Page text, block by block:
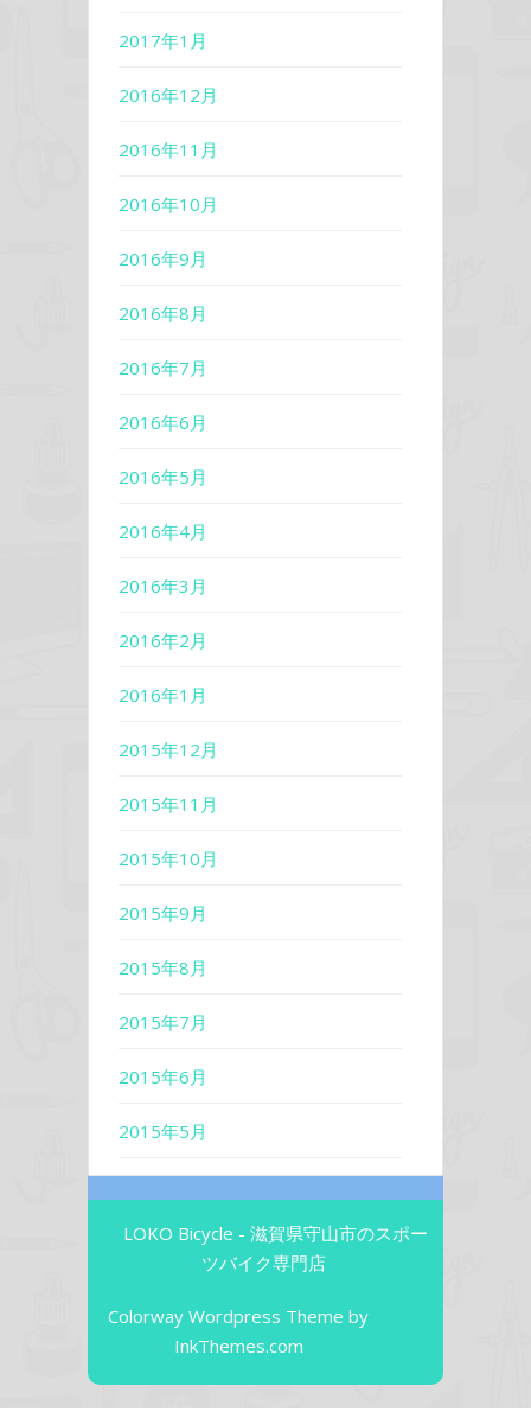
2017年1月
2016年12月
2016年11月
2016年10月
2016年9月
2016年8月
2016年7月
2016年6月
2016年5月
2016年4月
2016年3月
2016年2月
2016年1月
2015年12月
2015年11月
2015年10月
2015年9月
2015年8月
2015年7月
2015年6月
2015年5月
LOKO Bicycle - 滋賀県守山市のスポー
ツバイク専門店
Colorway Wordpress Theme by
InkThemes.com